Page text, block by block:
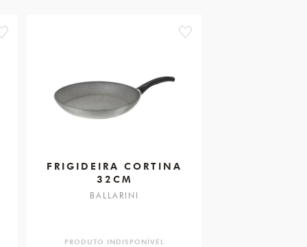
favorite favorite
FRIGIDEIRA CORTINA
32CM
BALLARINI
PRODUTO INDISPONÍVEL